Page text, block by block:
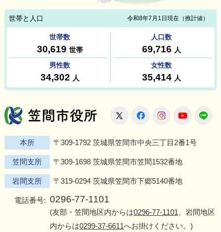
笠間市役所
X FacebookInstagram
本所 〒309-1792 茨城県笠間市中央三丁目2番1号
笠間支所 〒309-1698 茨城県笠間市笠間1532番地
岩間支所 〒319-0294 茨城県笠間市下郷5140番地
電話番号: 0296-77-1101
(友部・笠間地区内からは0296-77-1101 、岩間地区
内からは0299-37-6611へお掛けください。)